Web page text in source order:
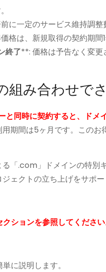
に一定のサービス維持調整
格は、新規取得の契約期間
終了**: 価格は予告なく変
組み合わせで
と同時に契約すると、ドメ
期間は5ヶ月です。この
「.com」ドメインの特
ェクトの立ち上げをサポー
ションを参照してください
に説明します。